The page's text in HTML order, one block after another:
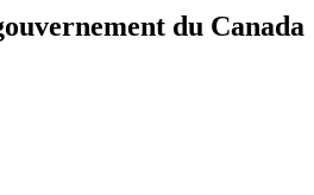
du Canada